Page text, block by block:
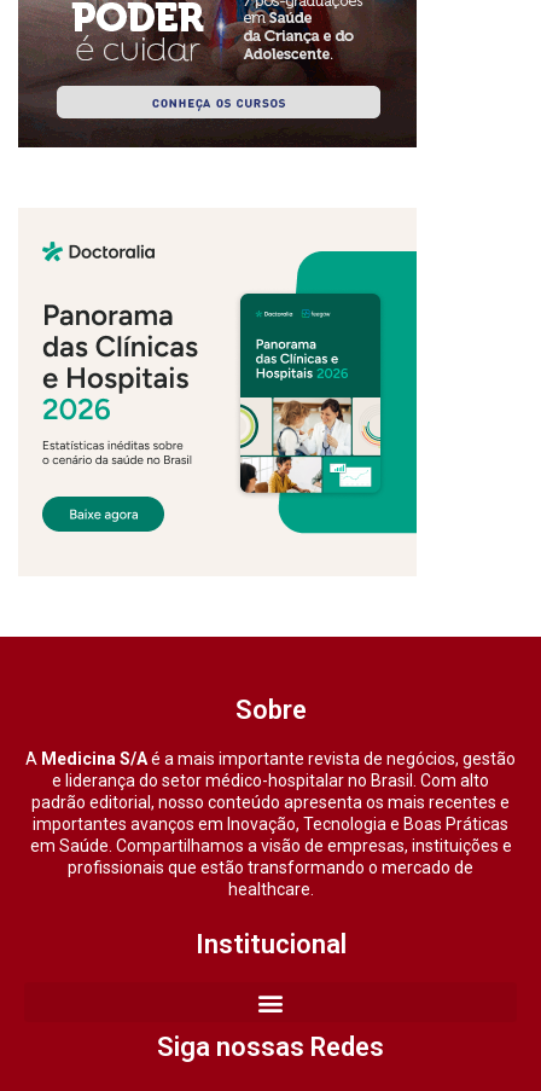
Sobre
A Medicina S/Aé a mais importante revista de negócios, gestão
e liderança do setor médico-hospitalar no Brasil. Com alto
padrão editorial, nosso conteúdo apresenta os mais recentes e
importantes avanços em Inovação, Tecnologia e Boas Práticas
em Saúde. Compartilhamos a visão de empresas, instituições e
profissionais que estão transformando o mercado de
healthcare.
Institucional
Siga nossas Redes